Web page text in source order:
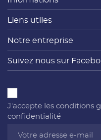
Liens utiles
Notre entreprise
Suivez nous sur
J'accepte les conditions
confidentialité